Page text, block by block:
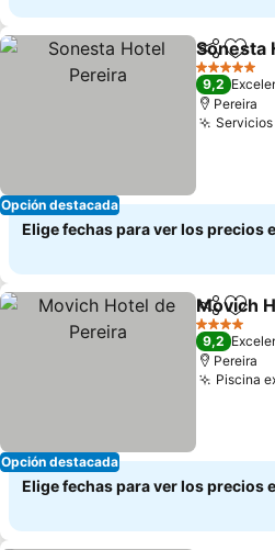
Opción destacada
Compartir
Sonesta
5 Estrellas
9,2
Pereira
Elige fechas para ver los precios
Opción destacada
Compartir
Movich
4 Estrellas
9,2
Pereira
Piscina
Elige fechas para ver los precios